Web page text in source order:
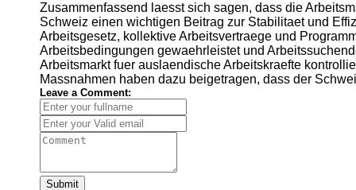
Zusammenfassend laesst sich sagen, dass die
Schweiz einen wichtigen Beitrag zur Stabilitaet und
Arbeitsgesetz, kollektive Arbeitsvertraege und
Arbeitsbedingungen gewaehrleistet und
Arbeitsmarkt fuer auslaendische Arbeitskraefte
Massnahmen haben dazu beigetragen, dass der
Leave a Comment:
Submit